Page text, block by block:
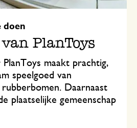
doen
PlanToys
maakt prachtig,
speelgoed van
Daarnaast
plaatselijke gemeenschap